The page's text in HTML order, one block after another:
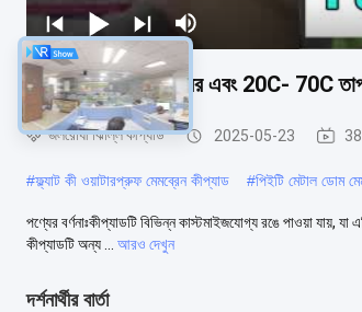
কাস্টমাইজযোগ্য কী নম্বর এবং 20C- 70C
জলরোধী ঝিল্লি কীপ্যাড 2025-05-23
#ফ্ল্যাট কী ওয়াটারপ্রুফ মেমব্রেন কীপ্যাড #পিইটি মেটাল ডোম
পণ্যের বর্ণনাঃকীপ্যাডটি বিভিন্ন কাস্টমাইজযোগ্য রঙে পাওয়া যায়,
কীপ্যাডটি অন্য ...
আরও দেখুন
দর্শনার্থীর বার্তা